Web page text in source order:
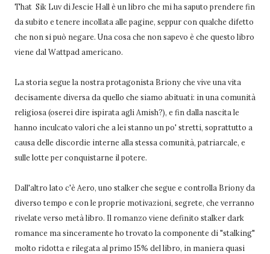
That Sik Luv di Jescie Hall è un libro che mi ha saputo prendere fin
da subito e tenere incollata alle pagine, seppur con qualche difetto
che non si può negare. Una cosa che non sapevo è che questo libro
viene dal Wattpad americano.
La storia segue la nostra protagonista Briony che vive una vita
decisamente diversa da quello che siamo abituati: in una comunità
religiosa (oserei dire ispirata agli Amish?), e fin dalla nascita le
hanno inculcato valori che a lei stanno un po' stretti, soprattutto a
causa delle discordie interne alla stessa comunità, patriarcale, e
sulle lotte per conquistarne il potere.
Dall'altro lato c'è Aero, uno stalker che segue e controlla Briony da
diverso tempo e con le proprie motivazioni, segrete, che verranno
rivelate verso metà libro. Il romanzo viene definito stalker dark
romance ma sinceramente ho trovato la componente di "stalking"
molto ridotta e rilegata al primo 15% del libro, in maniera quasi